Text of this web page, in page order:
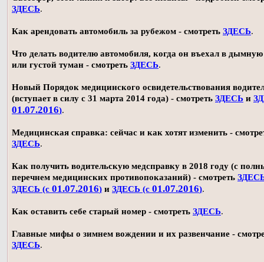
ЗДЕСЬ.
Как арендовать автомобиль за рубежом - смотреть ЗДЕСЬ.
Что делать водителю автомобиля, когда он въехал в дымную
или густой туман - смотреть ЗДЕСЬ.
Новый Порядок медицинского освидетельствования
(вступает в силу с 31 марта 2014 года) - смотреть ЗДЕСЬ и
01.07.2016).
Медицинская справка: сейчас и как хотят изменить -
ЗДЕСЬ.
Как получить водительскую медсправку в 2018 году (с
перечнем медицинских противопоказаний) - смотреть
ЗДЕСЬ (с 01.07.2016) и ЗДЕСЬ (с 01.07.2016).
Как оставить себе старый номер - смотреть ЗДЕСЬ.
Главные мифы о зимнем вождении и их развенчание -
ЗДЕСЬ.